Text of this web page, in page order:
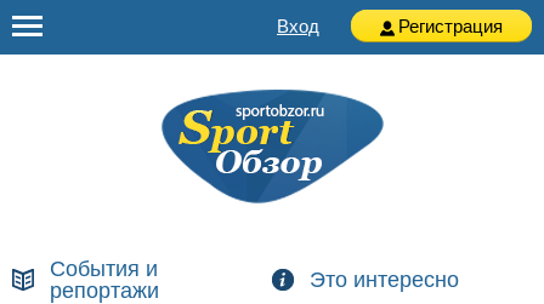
Вход Регистрация
События и
репортажи
Это интересно